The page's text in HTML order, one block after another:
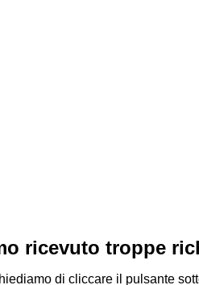
ricevuto troppe
di cliccare il pulsante